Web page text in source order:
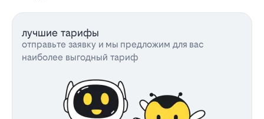
лучшие тарифы
отправьте заявку и мы предложим для вас
наиболее выгодный тариф